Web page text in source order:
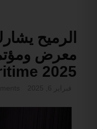
الرميح
2025